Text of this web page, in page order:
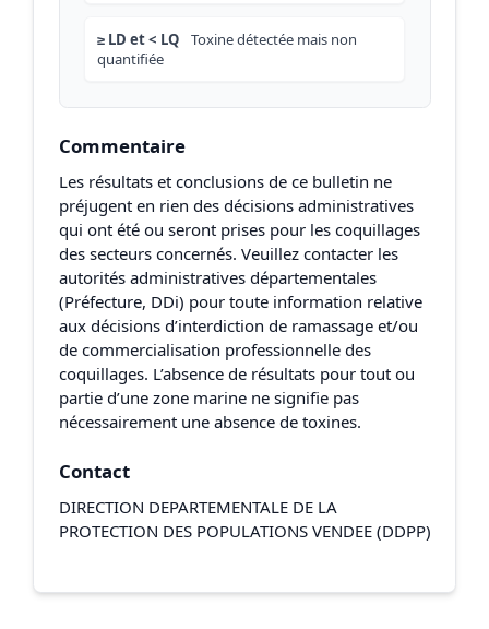
≥ LD et < LQ
Toxine détectée mais non
quantifiée
Commentaire
Les résultats et conclusions de ce bulletin ne
préjugent en rien des décisions administratives
qui ont été ou seront prises pour les coquillages
des secteurs concernés. Veuillez contacter les
autorités administratives départementales
(Préfecture, DDi) pour toute information relative
aux décisions d’interdiction de ramassage et/ou
de commercialisation professionnelle des
coquillages. L’absence de résultats pour tout ou
partie d’une zone marine ne signifie pas
nécessairement une absence de toxines.
Contact
DIRECTION DEPARTEMENTALE DE LA
PROTECTION DES POPULATIONS VENDEE (DDPP)